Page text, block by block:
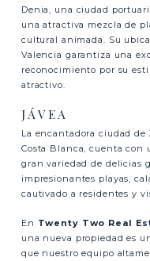
Denia, una ciudad
una atractiva mezcla de
cultural animada. Su
Valencia garantiza una
reconocimiento por su
atractivo.
JÁVEA
La encantadora ciudad
Costa Blanca, cuenta con
gran variedad de delicias
impresionantes playas,
cautivado a residentes y
En Twenty Two Real
una nueva propiedad es
que nuestro equipo